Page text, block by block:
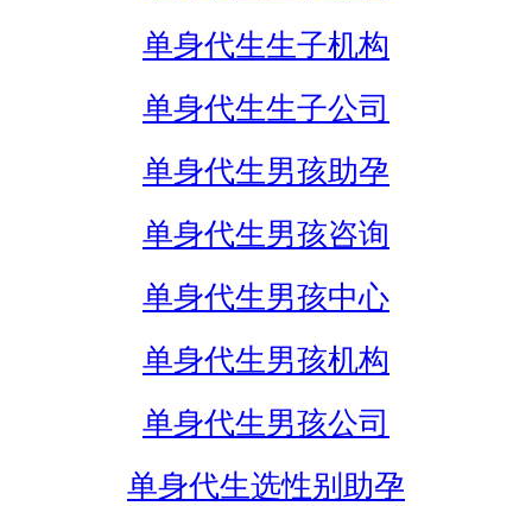
单身代生生子机构
单身代生生子公司
单身代生男孩助孕
单身代生男孩咨询
单身代生男孩中心
单身代生男孩机构
单身代生男孩公司
单身代生选性别助孕